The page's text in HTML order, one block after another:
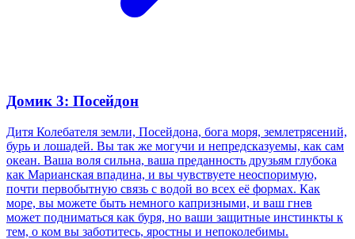
Домик 3: Посейдон
Дитя Колебателя земли, Посейдона, бога моря, землетрясений,
бурь и лошадей. Вы так же могучи и непредсказуемы, как сам
океан. Ваша воля сильна, ваша преданность друзьям глубока
как Марианская впадина, и вы чувствуете неоспоримую,
почти первобытную связь с водой во всех её формах. Как
море, вы можете быть немного капризными, и ваш гнев
может подниматься как буря, но ваши защитные инстинкты к
тем, о ком вы заботитесь, яростны и непоколебимы.